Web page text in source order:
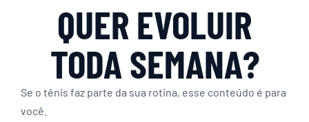
QUER EVOLUIR
TODA SEMANA?
Se o tênis faz parte da sua rotina, esse conteúdo é para
você.